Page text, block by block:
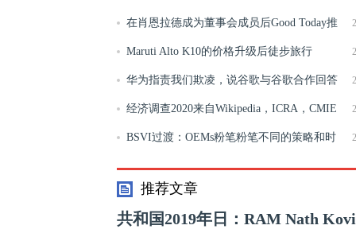
在肖恩拉德成为董事会成员后Good Today推
出了用于全公司范围捐赠的新工具
Maruti Alto K10的价格升级后徒步旅行
华为指责我们欺凌，说谷歌与谷歌合作回答
禁令经济调查2020来自Wikipedia，ICRA，CMIE
的源数据，包括其他私人实体
BSVI过渡：OEMs粉笔粉笔不同的策略和时
间表，将硬盘停止到BSIV生产
推荐文章
共和国2019年日：RAM Nath